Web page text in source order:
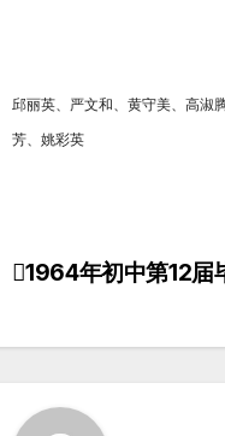
邱丽英、严文和、黄守美、高淑
芳、姚彩英
1964年初中第12届